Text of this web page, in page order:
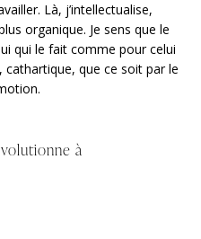
Là, j’intellectualise,
organique. Je sens que le
qui le fait comme pour celui
cathartique, que ce soit par le
à